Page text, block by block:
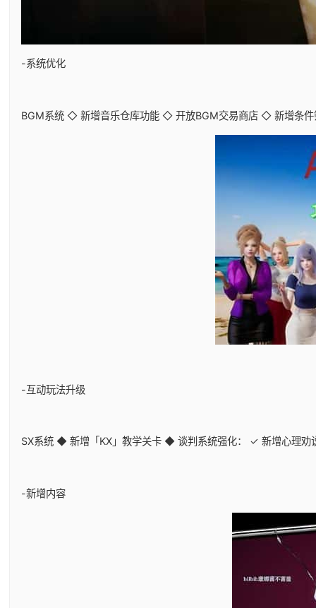
-系统优化
BGM系统 ◇ 新增音乐仓库功能 ◇ 开放BGM交易商店 ◇ 新增条件
-互动玩法升级
SX系统 ◆ 新增「KX」教学关卡 ◆ 谈判系统强化： ✓ 新增心理
-新增内容